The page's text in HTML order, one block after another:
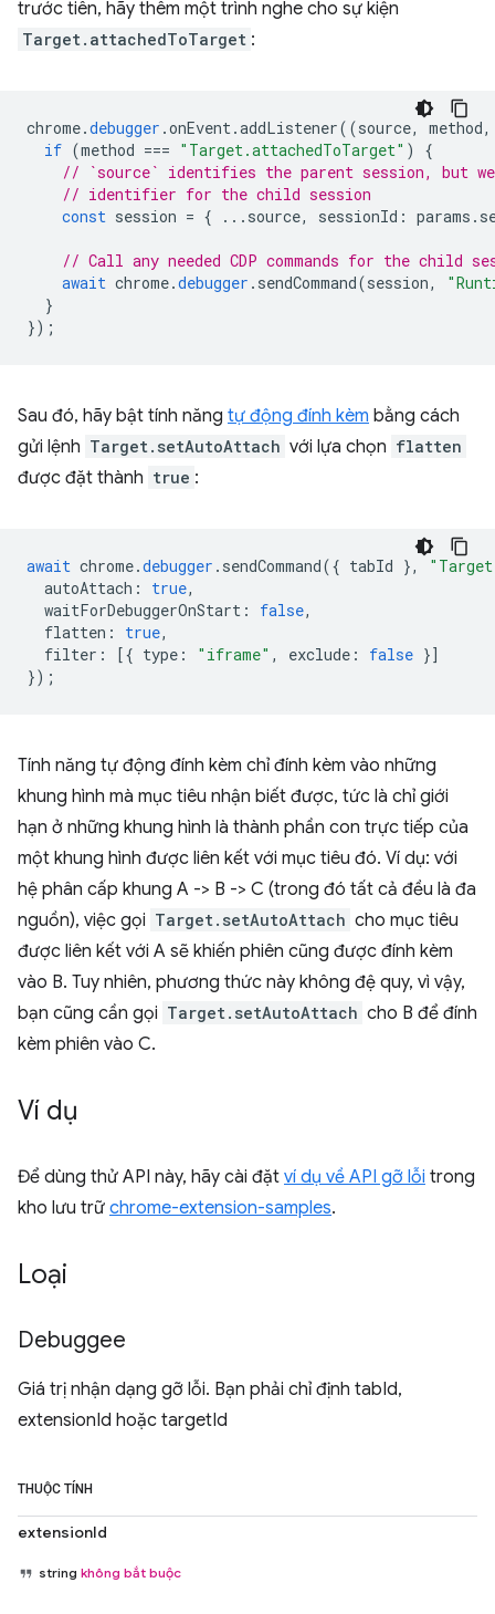
trước tiên, hãy thêm một trình nghe cho sự kiện
Target.attachedToTarget :
chrome.debugger .onEvent.addListener((source, method,
if (method === "Target.attachedToTarget" )
{
// `source` identifies the parent session, but we
// identifier for the child session
const session = { ... source, sessionId : params .
// Call any needed CDP commands for the child
await chrome.debugger . sendCommand(session,
}
});
Sau đó, hãy bật tính năng tự động đính kèm bằng cách
gửi lệnh Target.setAutoAttach với lựa chọn flatten
được đặt thành true :
await chrome.debugger . sendCommand({ tabId },
autoAttach : true,
waitForDebuggerOnStart : false,
flatten : true,
filter : [{ type : "iframe" , exclude : false }]
});
Tính năng tự động đính kèm chỉ đính kèm vào những
khung hình mà mục tiêu nhận biết được, tức là chỉ giới
hạn ở những khung hình là thành phần con trực tiếp của
một khung hình được liên kết với mục tiêu đó. Ví dụ: với
hệ phân cấp khung A -> B -> C (trong đó tất cả đều là đa
nguồn), việc gọi Target.setAutoAttach cho mục tiêu
được liên kết với A sẽ khiến phiên cũng được đính kèm
vào B. Tuy nhiên, phương thức này không đệ quy, vì vậy,
bạn cũng cần gọi Target.setAutoAttach cho B để đính
kèm phiên vào C.
Ví dụ
Để dùng thử API này, hãy cài đặt ví dụ về API gỡ lỗi trong
kho lưu trữ chrome-extension-samples.
Loại
Debuggee
Giá trị nhận dạng gỡ lỗi. Bạn phải chỉ định tabId,
extensionId hoặc targetId
THUỘC TÍNH
extensionId
string không bắt buộc